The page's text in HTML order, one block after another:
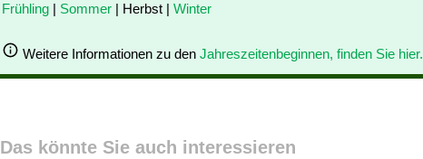
Frühling | Sommer | Herbst | Winter
Weitere Informationen zu den Jahreszeitenbeginnen, finden Sie hier.
Das könnte Sie auch interessieren